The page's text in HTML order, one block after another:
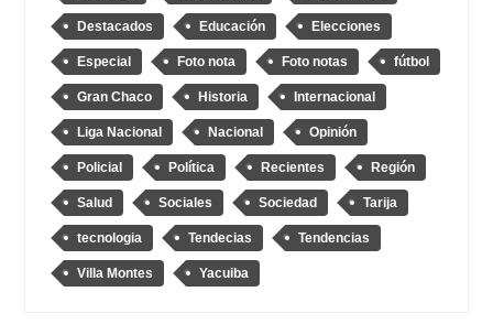
Destacados Educación Elecciones
Especial Foto nota Foto notas fútbol
Gran Chaco Historia Internacional
Liga Nacional Nacional Opinión
Policial Política Recientes Región
Salud Sociales Sociedad Tarija
tecnologia Tendecias Tendencias
Villa Montes Yacuiba